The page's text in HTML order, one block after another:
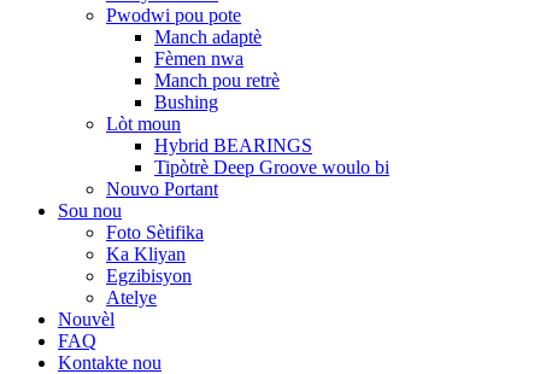
Pwodwi pou pote
Manch adaptè
Fèmen nwa
Manch pou retrè
Bushing
Lòt moun
Hybrid BEARINGS
Tipòtrè Deep Groove woulo bi
Nouvo Portant
Sou nou
Foto Sètifika
Ka Kliyan
Egzibisyon
Atelye
Nouvèl
FAQ
Kontakte nou